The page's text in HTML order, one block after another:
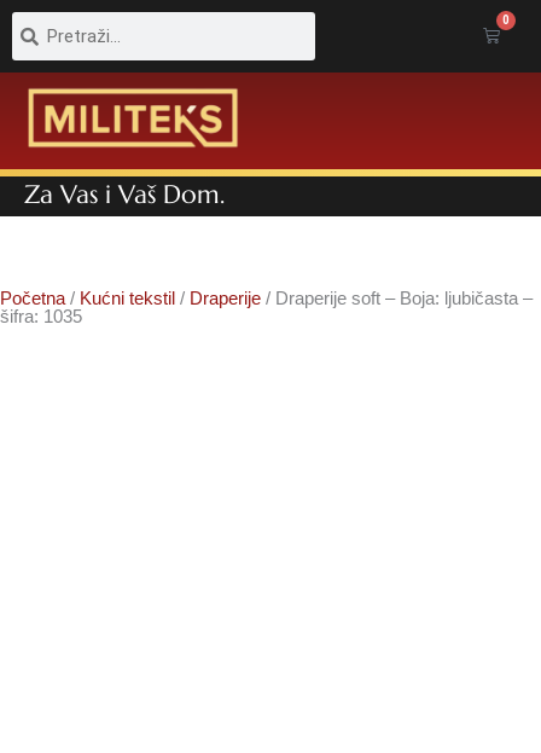
Pretraga 0
Cart
Za Vas i Vaš Dom.
Početna / Kućni tekstil / Draperije / Draperije soft – Boja: ljubičasta –
šifra: 1035